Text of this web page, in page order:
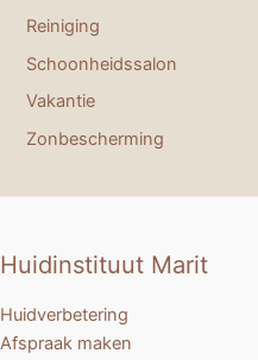
Reiniging
Schoonheidssalon
Vakantie
Zonbescherming
Huidinstituut Marit
Huidverbetering
Afspraak maken